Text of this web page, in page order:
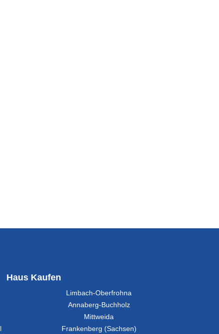
Haus Kaufen
Limbach-Oberfrohna
Annaberg-Buchholz
Mittweida
Frankenberg (Sachsen)